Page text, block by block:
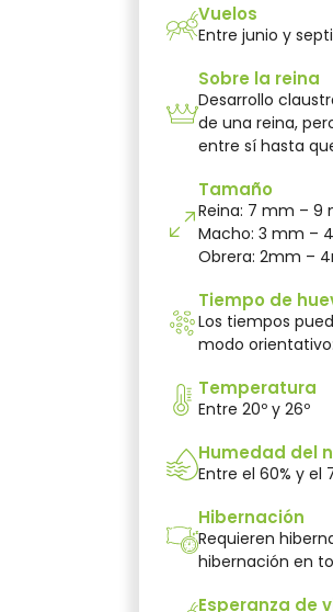
Vuelos
Entre junio y
Sobre la reina
Desarrollo
de una reina,
entre sí hasta
Tamaño
Reina: 7 mm – 9
Macho: 3 mm –
Obrera: 2mm –
Tiempo de
Los tiempos
modo
Temperatura
Entre 20º y 26º
Humedad del
Entre el 60% y el
Hibernación
Requieren
hibernación en
Esperanza de